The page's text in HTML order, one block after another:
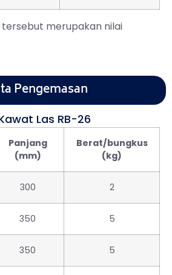
merupakan nilai
Pengemasan
Las RB-26
Panjang
(mm)
Berat/bungkus
(kg)
300 2
350 5
350 5